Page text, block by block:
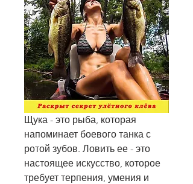
Щука - это рыба, которая
напоминает боевого танка с
ротой зубов. Ловить ее - это
настоящее искусство, которое
требует терпения, умения и